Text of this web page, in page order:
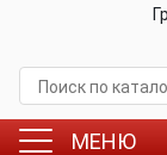
МЕНЮ